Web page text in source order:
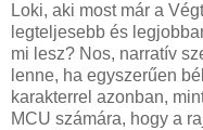
Loki, aki most már a
legteljesebb és
mi lesz? Nos, narratív
lenne, ha egyszerűen
karakterrel azonban,
MCU számára, hogy a